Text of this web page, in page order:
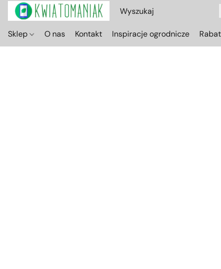
Sklep O nas Kontakt Inspiracje ogrodnicze